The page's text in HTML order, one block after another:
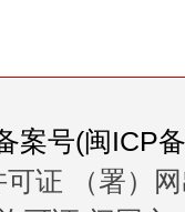
案号(闽ICP
可证 （署）